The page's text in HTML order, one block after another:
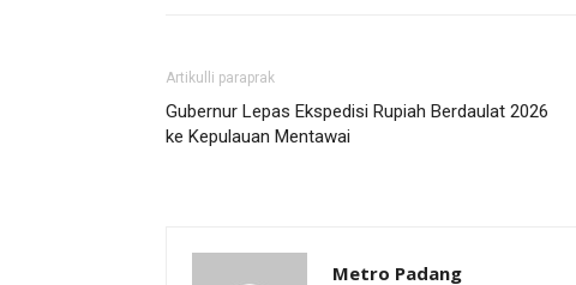
Artikulli paraprak
Gubernur Lepas Ekspedisi Rupiah Berdaulat 2026
ke Kepulauan Mentawai
Metro Padang